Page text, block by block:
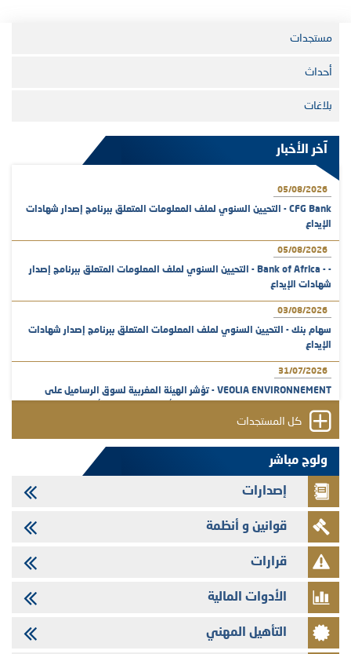
مستجدات
أحداث
بلاغات
آخر الأخبار
05/08/2026
CFG Bank - التحيين السنوي لملف المعلومات المتعلق ببرنامج إصدار شهادات
الإيداع
05/08/2026
- - Bank of Africa - التحيين السنوي لملف المعلومات المتعلق ببرنامج إصدار
شهادات الإيداع
03/08/2026
سهام بنك - التحيين السنوي لملف المعلومات المتعلق ببرنامج إصدار شهادات
الإيداع
31/07/2026
VEOLIA ENVIRONNEMENT - تؤشر الهيئة المغربية لسوق الرساميل على
29/07/2026
وفابايل - التحيين السنوي لملف المعلومات المتعلق ببرنامج إصدار سندات
شركات التمويل
29/07/2026
تهنئة بمناسبة عيد العرش المجيد
29/07/2026
تنشر الهيئة المغربية لسوق الرساميل العدد الرابع عشر من مجلة سوق الرساميل
28/07/2026
Med Paper - تجاوز حد المساهمة 5%
24/07/2026
كل المستجدات
ولوج مباشر
إصدارات
قوانين و أنظمة
قرارات
الأدوات المالية
التأهيل المهني